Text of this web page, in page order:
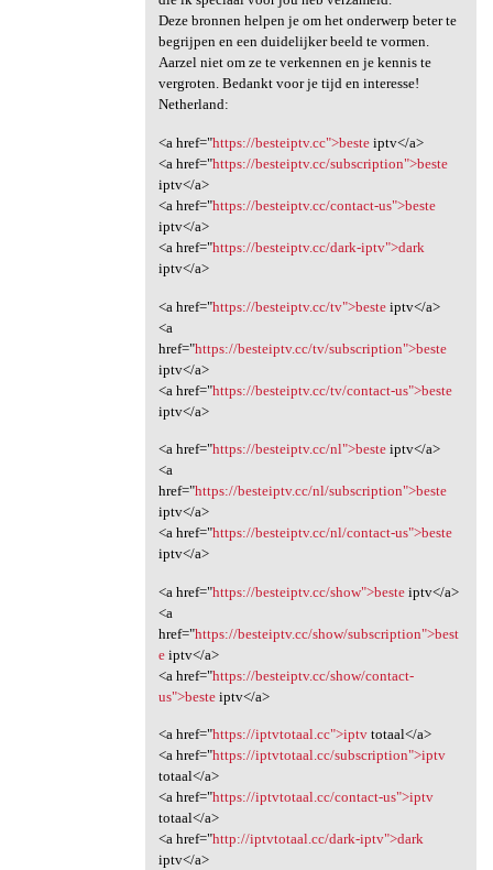
Deze bronnen helpen je om het onderwerp beter te
begrijpen en een duidelijker beeld te vormen.
Aarzel niet om ze te verkennen en je kennis te
vergroten. Bedankt voor je tijd en interesse!
Netherland:
<a href="https://besteiptv.cc">besteiptv</a>
<a href="https://besteiptv.cc/subscription">beste
iptv</a>
<a href="https://besteiptv.cc/contact-us">beste
iptv</a>
<a href="https://besteiptv.cc/dark-iptv">dark
iptv</a>
<a href="https://besteiptv.cc/tv">besteiptv</a>
<a
href="https://besteiptv.cc/tv/subscription">beste
iptv</a>
<a href="https://besteiptv.cc/tv/contact-us">beste
iptv</a>
<a href="https://besteiptv.cc/nl">besteiptv</a>
<a
href="https://besteiptv.cc/nl/subscription">beste
iptv</a>
<a href="https://besteiptv.cc/nl/contact-us">beste
iptv</a>
<a href="https://besteiptv.cc/show">besteiptv</a>
<a
href="https://besteiptv.cc/show/subscription">best
eiptv</a>
<a href="https://besteiptv.cc/show/contact-
us">besteiptv</a>
<a href="https://iptvtotaal.cc">iptvtotaal</a>
<a href="https://iptvtotaal.cc/subscription">iptv
totaal</a>
<a href="https://iptvtotaal.cc/contact-us">iptv
totaal</a>
<a href="http://iptvtotaal.cc/dark-iptv">dark
iptv</a>